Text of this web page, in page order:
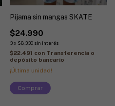
Pijama sin mangas SKATE
$24.990
3 x $8.330 sin interés
$22.491 con Transferencia o
depósito bancario
¡Última unidad!
Comprar